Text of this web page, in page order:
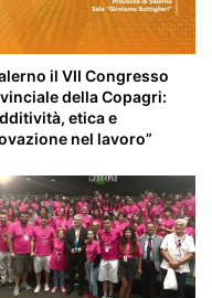
il VII Congresso
della Copagri:
etica e
nel lavoro”